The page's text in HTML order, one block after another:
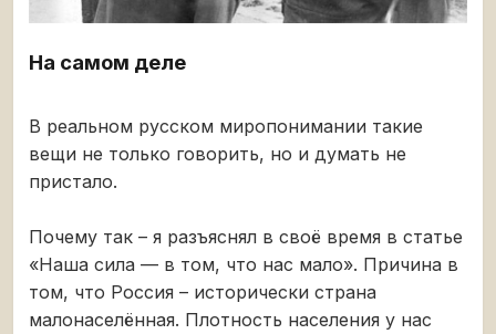
На самом деле
В реальном русском миропонимании такие
вещи не только говорить, но и думать не
пристало.
Почему так – я разъяснял в своё время в статье
«Наша сила — в том, что нас мало». Причина в
том, что Россия – исторически страна
малонаселённая. Плотность населения у нас